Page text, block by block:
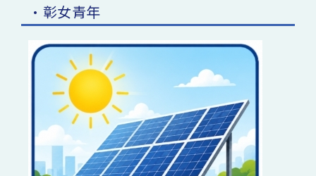
•彰女青年